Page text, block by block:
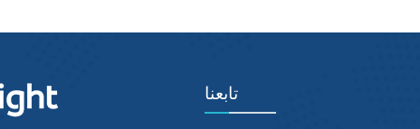
تابعنا